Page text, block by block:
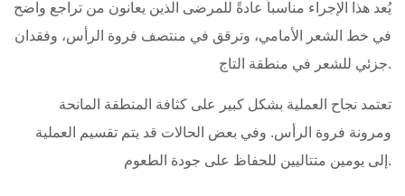
يُعد هذا الإجراء مناسباً عادةً للمرضى الذين يعانون من تراجع واضح
في خط الشعر الأمامي، وترقق في منتصف فروة الرأس، وفقدان
جزئي للشعر في منطقة التاج.
تعتمد نجاح العملية بشكل كبير على كثافة المنطقة المانحة
ومرونة فروة الرأس. وفي بعض الحالات قد يتم تقسيم العملية
إلى يومين متتاليين للحفاظ على جودة الطعوم.